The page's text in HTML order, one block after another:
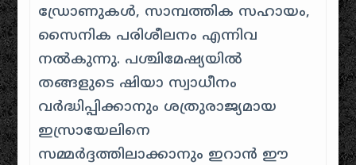
ഡ്രോണുകൾ, സാമ്പത്തിക സഹായം,
സൈനിക പരിശീലനം എന്നിവ
നൽകുന്നു. പശ്ചിമേഷ്യയിൽ
തങ്ങളുടെ ഷിയാ സ്വാധീനം
വർദ്ധിപ്പിക്കാനും ശത്രുരാജ്യമായ
ഇസ്രായേലിനെ
സമ്മർദ്ദത്തിലാക്കാനും ഇറാൻ ഈ